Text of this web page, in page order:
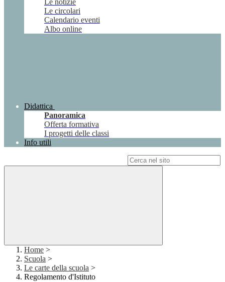
Le notizie
Le circolari
Calendario eventi
Albo online
Didattica
Panoramica
Offerta formativa
I progetti delle classi
Info utili
Home >
Scuola >
Le carte della scuola >
Regolamento d'Istituto